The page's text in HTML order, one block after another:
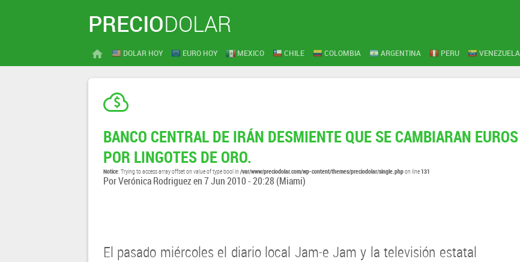
PRECIODOLAR
DOLAR HOY EURO HOY MEXICO CHILE COLOMBIA ARGENTINA PERU VENEZUELA
BANCO CENTRAL DE IRÁN DESMIENTE QUE SE CAMBIARAN EUROS
POR LINGOTES DE ORO.
Notice: Trying to access array offset on value of type bool in /var/www/preciodolar.com/wp-content/themes/preciodolar/single.phpon line131
PorVerónica Rodriguezen7 Jun 2010 - 20:28 (Miami)
El pasado miércoles el diario local Jam-e Jam y la televisión estatal